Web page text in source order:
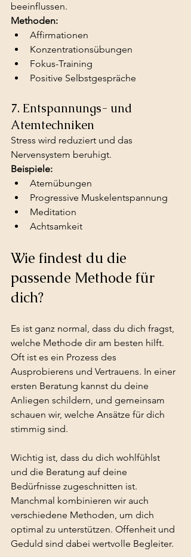
beeinflussen.
Methoden:
Affirmationen
Konzentrationsübungen
Fokus-Training
Positive Selbstgespräche
7. Entspannungs- und
Atemtechniken
Stress wird reduziert und das
Nervensystem beruhigt.
Beispiele:
Atemübungen
Progressive Muskelentspannung
Meditation
Achtsamkeit
Wie findest du die
passende Methode für
dich?
Es ist ganz normal, dass du dich fragst,
welche Methode dir am besten hilft.
Oft ist es ein Prozess des
Ausprobierens und Vertrauens. In einer
ersten Beratung kannst du deine
Anliegen schildern, und gemeinsam
schauen wir, welche Ansätze für dich
stimmig sind.
Wichtig ist, dass du dich wohlfühlst
und die Beratung auf deine
Bedürfnisse zugeschnitten ist.
Manchmal kombinieren wir auch
verschiedene Methoden, um dich
optimal zu unterstützen. Offenheit und
Geduld sind dabei wertvolle Begleiter.